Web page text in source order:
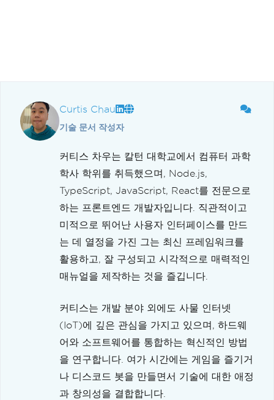
Curtis Chau
기술 문서 작성자
커티스 차우는 칼턴 대학교에서 컴퓨터 과학
학사 학위를 취득했으며, Node.js,
TypeScript, JavaScript, React를 전문으로
하는 프론트엔드 개발자입니다. 직관적이고
미적으로 뛰어난 사용자 인터페이스를 만드
는 데 열정을 가진 그는 최신 프레임워크를
활용하고, 잘 구성되고 시각적으로 매력적인
매뉴얼을 제작하는 것을 즐깁니다.
커티스는 개발 분야 외에도 사물 인터넷
(IoT)에 깊은 관심을 가지고 있으며, 하드웨
어와 소프트웨어를 통합하는 혁신적인 방법
을 연구합니다. 여가 시간에는 게임을 즐기거
나 디스코드 봇을 만들면서 기술에 대한 애정
과 창의성을 결합합니다.